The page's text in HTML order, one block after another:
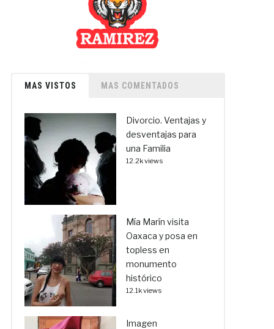
MAS VISTOS MAS COMENTADOS
Divorcio. Ventajas y
desventajas para
una Familia
12.2k views
Mía Marín visita
Oaxaca y posa en
topless en
monumento
histórico
12.1k views
Imagen